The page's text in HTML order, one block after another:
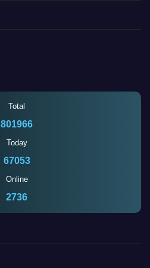
Total
801966
Today
67053
Online
2737